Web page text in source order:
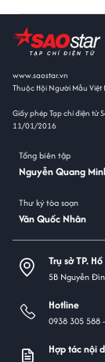
www.saostar.vn
Thuộc Hội Người Mẫu Việt
Giấy phép Tạp chí điện tử
11/01/2016
Tổng biên tập
Nguyễn Quang
Thư ký tòa soạn
Văn Quốc Nhân
Trụ sở TP.
5B Nguyễn
Hotline
0938 305 588 -
Hợp tác nội